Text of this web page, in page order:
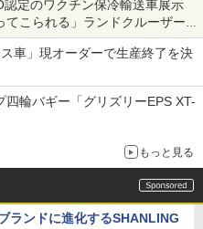
認定のワクチン保冷輸送車展示
てこられる」ランドクルーザーで
車」現オーダーで生産終了を決
輪バギー「グリズリーEPS XT-
もっと見る
ランドに進化するSHANLING